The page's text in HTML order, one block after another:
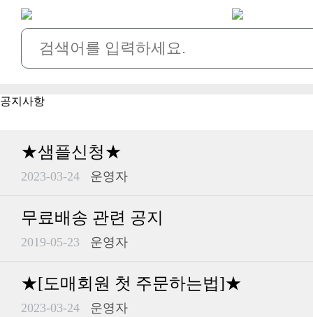
공지사항
★샘플신청★
2023-03-24 운영자
무료배송 관련 공지
2019-05-23 운영자
★[도매회원 첫 주문하는법]★
2023-03-24 운영자